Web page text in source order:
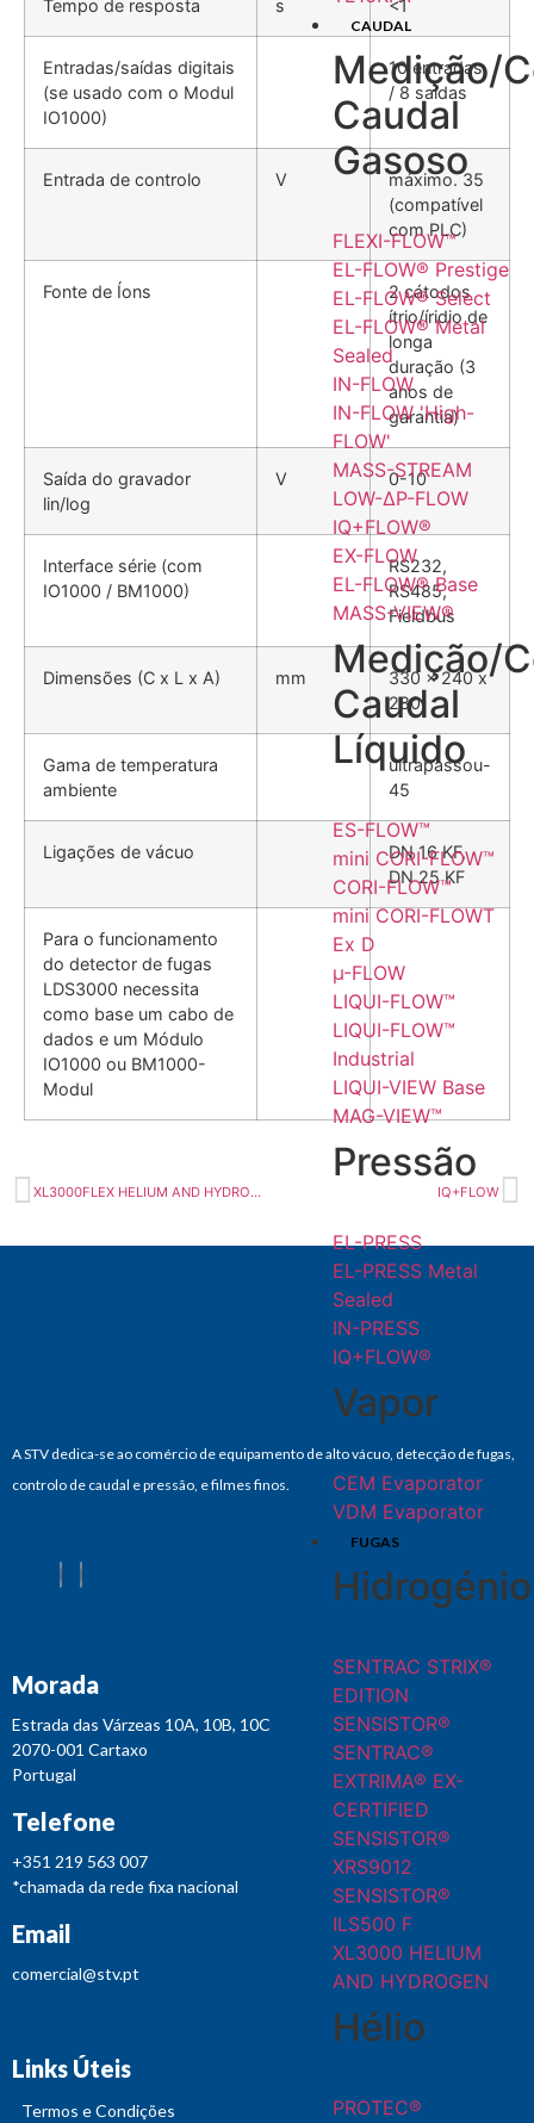
CAUDAL
Medição/
Caudal
Gasoso
FLEXI-FLOW™
EL-FLOW® Prestige
EL-FLOW® Select
EL-FLOW® Metal
Sealed
IN-FLOW
IN-FLOW 'High-
FLOW'
MASS-STREAM
LOW-ΔP-FLOW
IQ+FLOW®
EX-FLOW
EL-FLOW® Base
MASS-VIEW®
Medição/
Caudal
Líquido
ES-FLOW™
mini CORI-FLOW™
CORI-FLOW™
mini CORI-FLOWT
Ex D
µ-FLOW
LIQUI-FLOW™
LIQUI-FLOW™
Industrial
LIQUI-VIEW Base
MAG-VIEW™
Pressão
EL-PRESS
EL-PRESS Metal
Sealed
IN-PRESS
IQ+FLOW®
Vapor
CEM Evaporator
VDM Evaporator
FUGAS
Hidrogénio
SENTRAC STRIX®
EDITION
SENSISTOR®
SENTRAC®
EXTRIMA® EX-
CERTIFIED
SENSISTOR®
XRS9012
SENSISTOR®
ILS500 F
XL3000 HELIUM
AND HYDROGEN
Hélio
PROTEC®
Tempo de resposta s <1
Entradas/saídas digitais
(se usado com o Modul
IO1000)
10 entradas
/ 8 saídas
Entrada de controlo V
máximo. 35
(compatível
com PLC)
Fonte de Íons
2 cátodos
ítrio/íridio de
longa
duração (3
anos de
garantia)
Saída do gravador
lin/log
V 0-10
Interface série (com
IO1000 / BM1000)
RS232,
RS485,
Fieldbus
Dimensões (C x L x A) mm
330 x 240 x
280
Gama de temperatura
ambiente
ultrapassou-
45
Ligações de vácuo
DN 16 KF,
DN 25 KF
Para o funcionamento
do detector de fugas
LDS3000 necessita
como base um cabo de
dados e um Módulo
IO1000 ou BM1000-
Modul
XL3000FLEX HELIUM AND HYDROGEN IQ+FLOW
A STV dedica-se ao comércio de equipamento de alto vácuo, detecção de fugas,
controlo de caudal e pressão, e filmes finos.
Morada
Estrada das Várzeas 10A, 10B, 10C
2070-001 Cartaxo
Portugal
Telefone
+351 219 563 007
*chamada da rede fixa nacional
Email
comercial@stv.pt
Links Úteis
Termos e Condições